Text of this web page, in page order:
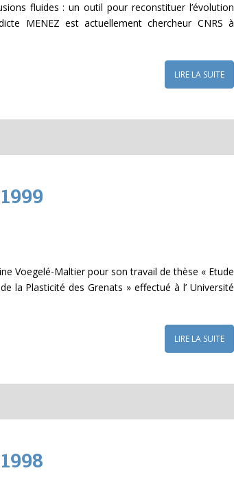
fluides : un outil pour reconstituer l’évolution
MENEZ est actuellement chercheur CNRS à
LIRE LA SUITE
Voegelé-Maltier pour son travail de thèse « Etude
la Plasticité des Grenats » effectué à l’ Université
LIRE LA SUITE